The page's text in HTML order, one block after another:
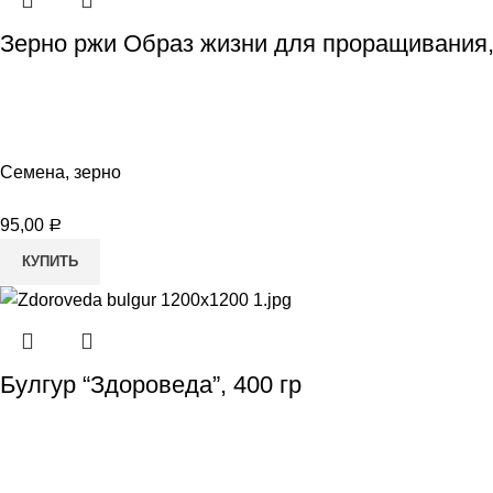
Зерно ржи Образ жизни для
Семена, зерно
95,00 Р
КУПИТЬ
Булгур “Здороведа”, 400 гр